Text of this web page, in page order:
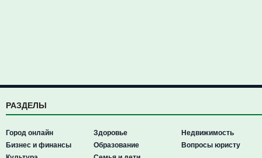
РАЗДЕЛЫ
Город онлайн
Бизнес и финансы
Здоровье
Образование
Недвижимость
Вопросы юристу